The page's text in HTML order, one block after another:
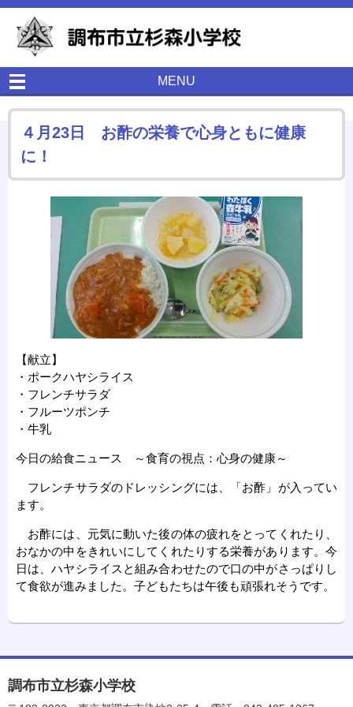
MENU
４月23日 お酢の栄養で心身ともに健康
に！
【献立】
・ポークハヤシライス
・フレンチサラダ
・フルーツポンチ
・牛乳
今日の給食ニュース ～食育の視点：心身の健康～
フレンチサラダのドレッシングには、「お酢」が入ってい
ます。
お酢には、元気に動いた後の体の疲れをとってくれたり、
おなかの中をきれいにしてくれたりする栄養があります。今
日は、ハヤシライスと組み合わせたので口の中がさっぱりし
て食欲が進みました。子どもたちは午後も頑張れそうです。
調布市立杉森小学校